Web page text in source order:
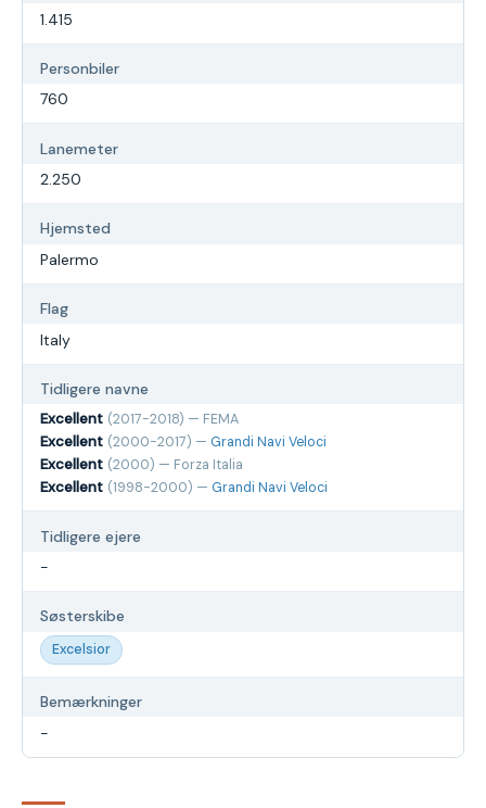
1.415
Personbiler
760
Lanemeter
2.250
Hjemsted
Palermo
Flag
Italy
Tidligere navne
Excellent (2017-2018) — FEMA
Excellent (2000-2017) — Grandi Navi Veloci
Excellent (2000) — Forza Italia
Excellent (1998-2000) — Grandi Navi Veloci
Tidligere ejere
-
Søsterskibe
Excelsior
Bemærkninger
-